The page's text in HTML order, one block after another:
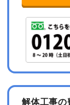
解体工事の